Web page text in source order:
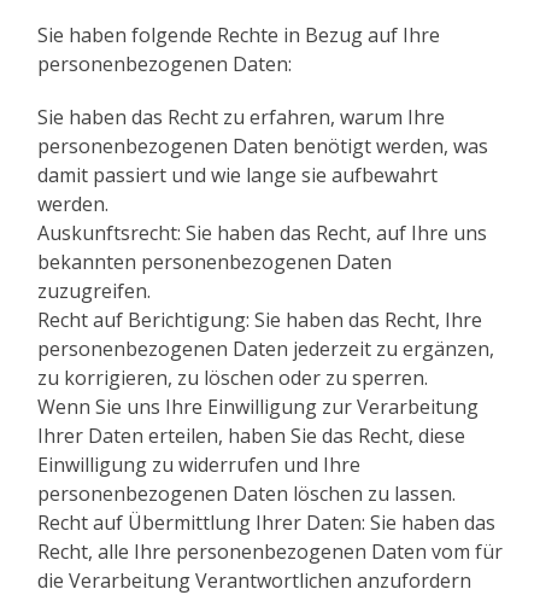
Sie haben folgende Rechte in Bezug auf Ihre
personenbezogenen Daten:
Sie haben das Recht zu erfahren, warum Ihre
personenbezogenen Daten benötigt werden, was
damit passiert und wie lange sie aufbewahrt
werden.
Auskunftsrecht: Sie haben das Recht, auf Ihre uns
bekannten personenbezogenen Daten
zuzugreifen.
Recht auf Berichtigung: Sie haben das Recht, Ihre
personenbezogenen Daten jederzeit zu ergänzen,
zu korrigieren, zu löschen oder zu sperren.
Wenn Sie uns Ihre Einwilligung zur Verarbeitung
Ihrer Daten erteilen, haben Sie das Recht, diese
Einwilligung zu widerrufen und Ihre
personenbezogenen Daten löschen zu lassen.
Recht auf Übermittlung Ihrer Daten: Sie haben das
Recht, alle Ihre personenbezogenen Daten vom für
die Verarbeitung Verantwortlichen anzufordern